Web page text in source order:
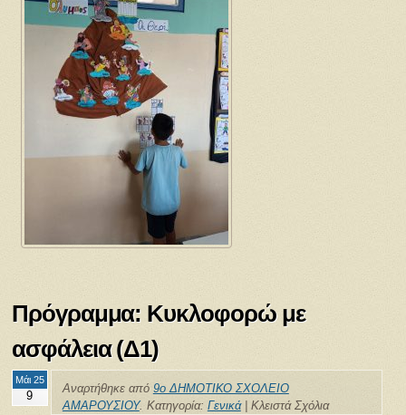
Πρόγραμμα: Κυκλοφορώ με
ασφάλεια (Δ1)
Μάι 25
9
Αναρτήθηκε από 9ο ΔΗΜΟΤΙΚΟ ΣΧΟΛΕΙΟ
ΑΜΑΡΟΥΣΙΟΥ. Κατηγορία: Γενικά| Κλειστά Σχόλια